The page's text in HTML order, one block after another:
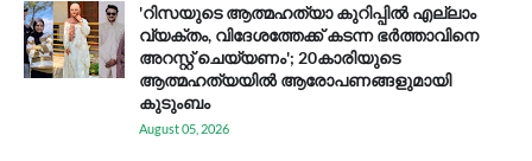
'റിസയുടെ ആത്മഹത്യാ കുറിപ്പിൽ എല്ലാം
വ്യക്തം, വിദേശത്തേക്ക് കടന്ന ഭർത്താവിനെ
അറസ്റ്റ് ചെയ്യണം'; 20കാരിയുടെ
ആത്മഹത്യയിൽ ആരോപണങ്ങളുമായി
കുടുംബം
August 05, 2026